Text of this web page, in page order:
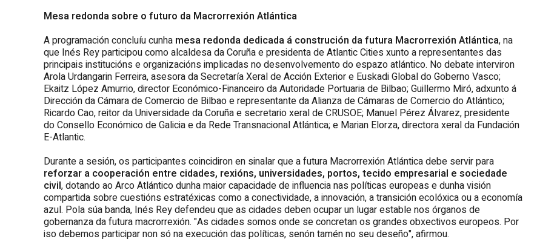
Mesa redonda sobre o futuro da Macrorrexión Atlántica
A programación concluíu cunha mesa redonda dedicada á construción da futura Macrorrexión Atlántica, na
que Inés Rey participou como alcaldesa da Coruña e presidenta de Atlantic Cities xunto a representantes das
principais institucións e organizacións implicadas no desenvolvemento do espazo atlántico. No debate interviron
Arola Urdangarin Ferreira, asesora da Secretaría Xeral de Acción Exterior e Euskadi Global do Goberno Vasco;
Ekaitz López Amurrio, director Económico-Financeiro da Autoridade Portuaria de Bilbao; Guillermo Miró, adxunto á
Dirección da Cámara de Comercio de Bilbao e representante da Alianza de Cámaras de Comercio do Atlántico;
Ricardo Cao, reitor da Universidade da Coruña e secretario xeral de CRUSOE; Manuel Pérez Álvarez, presidente
do Consello Económico de Galicia e da Rede Transnacional Atlántica; e Marian Elorza, directora xeral da Fundación
E-Atlantic.
Durante a sesión, os participantes coincidiron en sinalar que a futura Macrorrexión Atlántica debe servir para
reforzar a cooperación entre cidades, rexións, universidades, portos, tecido empresarial e sociedade
civil, dotando ao Arco Atlántico dunha maior capacidade de influencia nas políticas europeas e dunha visión
compartida sobre cuestións estratéxicas como a conectividade, a innovación, a transición ecolóxica ou a economía
azul. Pola súa banda, Inés Rey defendeu que as cidades deben ocupar un lugar estable nos órganos de
gobernanza da futura macrorrexión. "As cidades somos onde se concretan os grandes obxectivos europeos. Por
iso debemos participar non só na execución das políticas, senón tamén no seu deseño", afirmou.